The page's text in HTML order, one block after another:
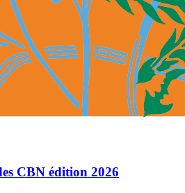
CBN édition 2026